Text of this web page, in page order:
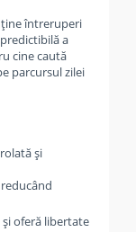
întreruperi
a
cine caută
parcursul zilei
și
oferă libertate